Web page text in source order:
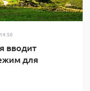
14:50
вводит
для